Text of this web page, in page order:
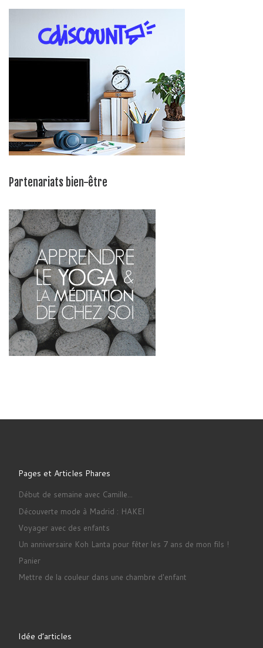
Partenariats bien-être
Pages et Articles Phares
Début de semaine avec Camille...
Découverte mode à Madrid : HAKEI
Voyager avec des enfants
Un anniversaire Koh Lanta pour fêter les 7 ans de mon fils !
Panier
Mettre de la couleur dans une chambre d'enfant
Idée d’articles